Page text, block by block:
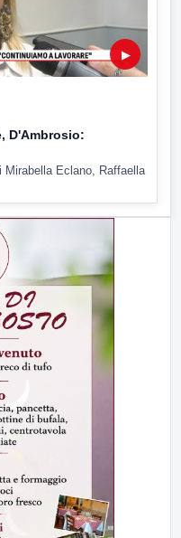
▶
D'Ambrosio:
Mirabella Eclano, Raffaella